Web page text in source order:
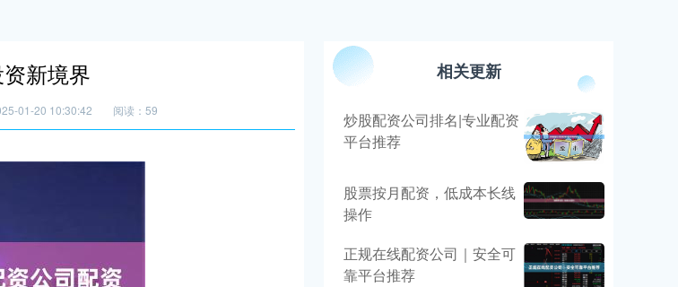
新境界
01-20 10:30:42 阅读：59
相关更新
炒股配资公司排名|专业配资
平台推荐
股票按月配资，低成本长线
操作
正规在线配资公司｜安全可
靠平台推荐